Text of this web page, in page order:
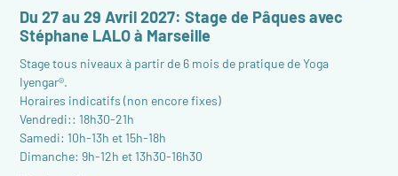
Du 27 au 29 Avril 2027: Stage de Pâques avec
Stéphane LALO à Marseille
Stage tous niveaux à partir de 6 mois de pratique de Yoga
Iyengar®.
Horaires indicatifs (non encore fixes)
Vendredi:: 18h30-21h
Samedi: 10h-13h et 15h-18h
Dimanche: 9h-12h et 13h30-16h30